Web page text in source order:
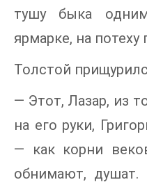
тушу быка
ярмарке, на потеху
Толстой
— Этот, Лазар, из
на его руки,
— как корни
обнимают, душат.